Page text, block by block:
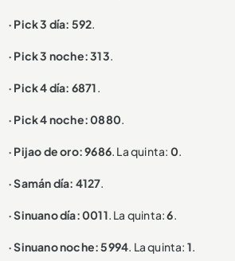
· Pick 3 día: 592.
· Pick 3 noche: 313.
· Pick 4 día: 6871.
· Pick 4 noche: 0880.
· Pijao de oro: 9686. La quinta: 0.
· Samán día: 4127.
· Sinuano día: 0011. La quinta:6.
· Sinuano noche: 5994. La quinta: 1.